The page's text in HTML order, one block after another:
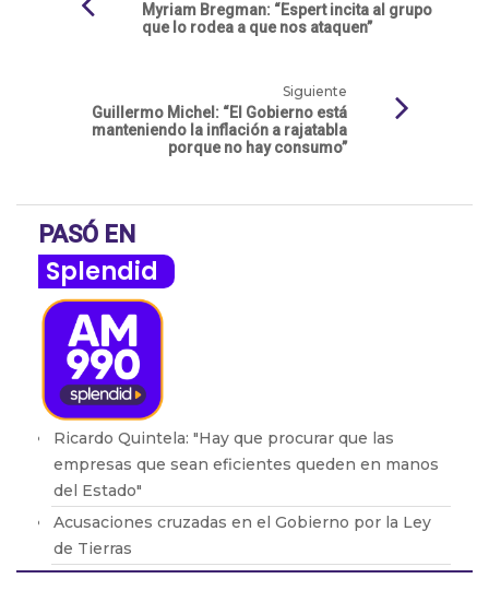
Myriam Bregman: “Espert incita al grupo
que lo rodea a que nos ataquen”
Siguiente
Guillermo Michel: “El Gobierno está
manteniendo la inflación a rajatabla
porque no hay consumo”
PASÓ EN
Splendid
Ricardo Quintela: "Hay que procurar que las
empresas que sean eficientes queden en manos
del Estado"
Acusaciones cruzadas en el Gobierno por la Ley
de Tierras